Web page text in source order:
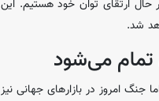
حال ارتقای توان خود هستیم. این
شد.
تمام می‌شود
امروز در بازارهای جهانی نیز